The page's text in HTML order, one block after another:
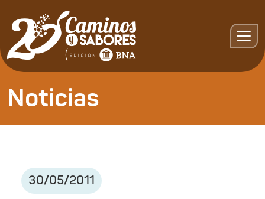
Noticias
30/05/2011